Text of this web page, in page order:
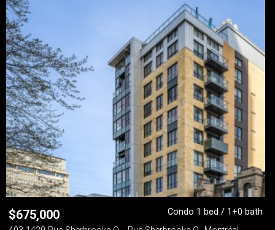
$675,000
Condo 1 bed / 1+0 bath